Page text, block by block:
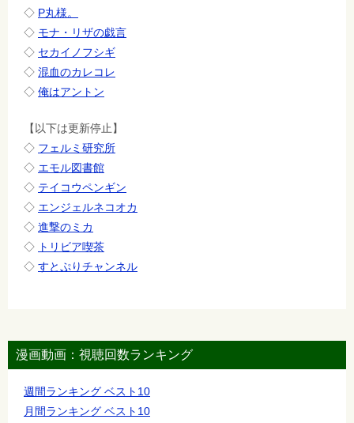
◇ P丸様。
◇ モナ・リザの戯言
◇ セカイノフシギ
◇ 混血のカレコレ
◇ 俺はアントン
【以下は更新停止】
◇ フェルミ研究所
◇ エモル図書館
◇ テイコウペンギン
◇ エンジェルネコオカ
◇ 進撃のミカ
◇ トリビア喫茶
◇ すとぷりチャンネル
漫画動画：視聴回数ランキング
週間ランキング ベスト10
月間ランキング ベスト10